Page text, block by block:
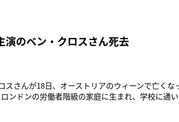
演のベン・クロスさん死去
スさんが18日、オーストリアのウィーンで亡く
ンドンの労働者階級の家庭に生まれ、学校に通
って王立演劇学校に入学した。みるみる頭角を